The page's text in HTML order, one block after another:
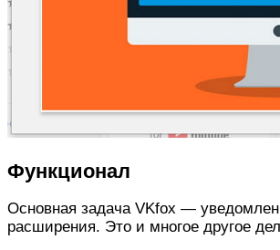
Функционал
Основная задача VKfox —
расширения. Это и многое другое